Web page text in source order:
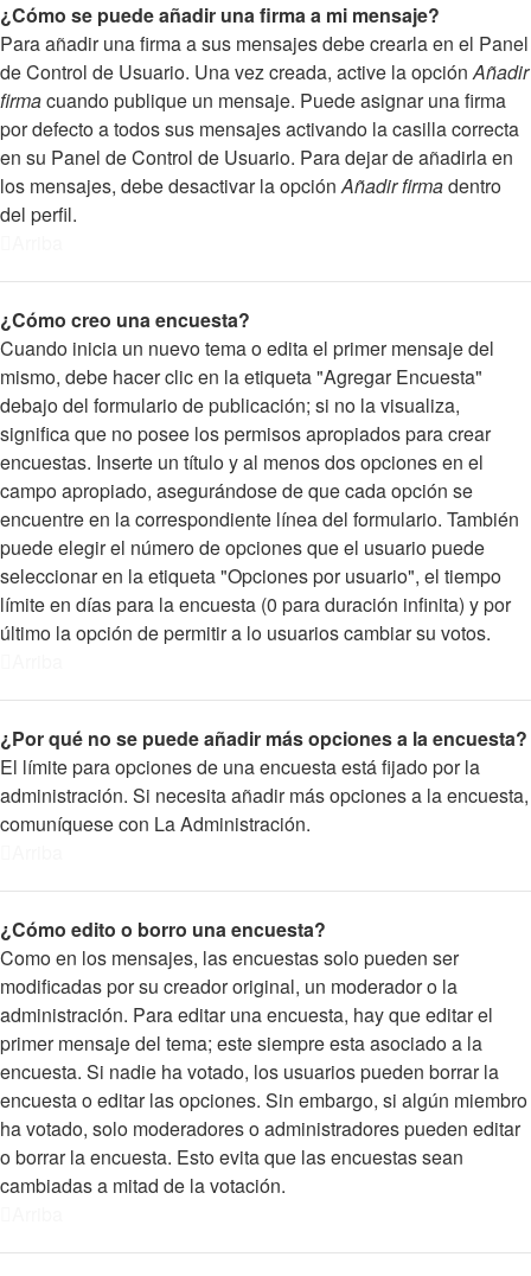
¿Cómo se puede añadir una firma a mi mensaje?
Para añadir una firma a sus mensajes debe crearla en el Panel
de Control de Usuario. Una vez creada, active la opciónAñadir
firmacuando publique un mensaje. Puede asignar una firma
por defecto a todos sus mensajes activando la casilla correcta
en su Panel de Control de Usuario. Para dejar de añadirla en
los mensajes, debe desactivar la opciónAñadir firmadentro
del perfil.
¿Cómo creo una encuesta?
Cuando inicia un nuevo tema o edita el primer mensaje del
mismo, debe hacer clic en la etiqueta "Agregar Encuesta"
debajo del formulario de publicación; si no la visualiza,
significa que no posee los permisos apropiados para crear
encuestas. Inserte un título y al menos dos opciones en el
campo apropiado, asegurándose de que cada opción se
encuentre en la correspondiente línea del formulario. También
puede elegir el número de opciones que el usuario puede
seleccionar en la etiqueta "Opciones por usuario", el tiempo
límite en días para la encuesta (0 para duración infinita) y por
último la opción de permitir a lo usuarios cambiar su votos.
¿Por qué no se puede añadir más opciones a la encuesta?
El límite para opciones de una encuesta está fijado por la
administración. Si necesita añadir más opciones a la encuesta,
comuníquese con La Administración.
¿Cómo edito o borro una encuesta?
Como en los mensajes, las encuestas solo pueden ser
modificadas por su creador original, un moderador o la
administración. Para editar una encuesta, hay que editar el
primer mensaje del tema; este siempre esta asociado a la
encuesta. Si nadie ha votado, los usuarios pueden borrar la
encuesta o editar las opciones. Sin embargo, si algún miembro
ha votado, solo moderadores o administradores pueden editar
o borrar la encuesta. Esto evita que las encuestas sean
cambiadas a mitad de la votación.